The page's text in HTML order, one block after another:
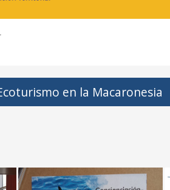
en la Macaronesia